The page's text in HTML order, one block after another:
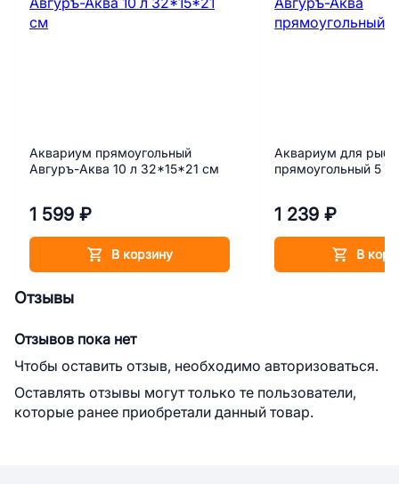
Аквариум прямоугольный
Авгуръ-Аква 10 л 32*15*21 см
1 599 ₽
В корзину
Аквариум для рыб
прямоугольный 5 л
1 239 ₽
В
Отзывы
Отзывов пока нет
Чтобы оставить отзыв, необходимо авторизоваться.
Оставлять отзывы могут только те пользователи,
которые ранее приобретали данный товар.